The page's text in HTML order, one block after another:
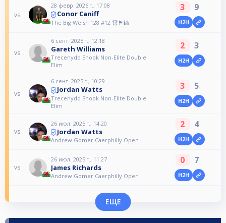
vs
28 февр. 2026 г., 17:08
Conor Caniff
The Big Welsh 128 #12 🏆🏴󠁧󠁢󠁷󠁬󠁳󠁿🎱
3 9
H2H
vs
6 сент. 2025 г., 12:18
Gareth Williams
Trecenydd Snook Non-Elite Double
Elim
2 3
H2H
vs
6 сент. 2025 г., 10:29
Jordan Watts
Trecenydd Snook Non-Elite Double
Elim
3 5
H2H
vs
26 июл. 2025 г., 14:20
Jordan Watts
Andrew Gomer Caerphilly Open
2 4
H2H
vs
26 июл. 2025 г., 11:27
James Richards
Andrew Gomer Caerphilly Open
0 7
H2H
ЕЩЕ